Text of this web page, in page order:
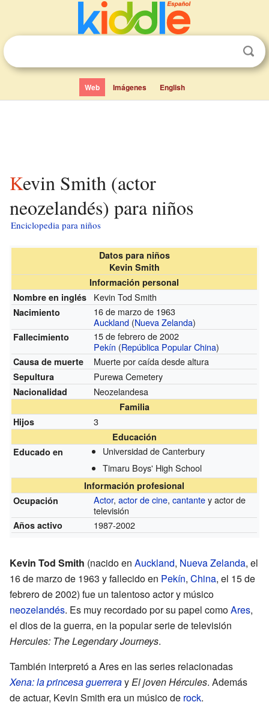
Web Imágenes English
Kevin Smith (actor
neozelandés) para niños
Enciclopedia para niños
Datos para niños
Kevin Smith
Información personal
Nombre en inglés
Kevin Tod Smith
Nacimiento
16 de marzo de 1963
Auckland (Nueva Zelanda)
Fallecimiento
15 de febrero de 2002
Pekín (República Popular China)
Causa de muerte Muerte por caída desde altura
Sepultura Purewa Cemetery
Nacionalidad Neozelandesa
Familia
Hijos
3
Educación
Educado en
Universidad de Canterbury
Timaru Boys' High School
Información profesional
Ocupación
Actor,actor de cine,cantantey actor de
televisión
Años activo 1987-2002
Kevin Tod Smith (nacido en Auckland, Nueva Zelanda, el
16 de marzo de 1963 y fallecido en Pekín, China, el 15 de
febrero de 2002) fue un talentoso actor y músico
neozelandés. Es muy recordado por su papel comoAres,
el dios de la guerra, en la popular serie de televisión
Hercules: The Legendary Journeys.
También interpretó a Ares en las series relacionadas
Xena: la princesa guerrerayEl joven Hércules. Además
de actuar, Kevin Smith era un músico de rock.